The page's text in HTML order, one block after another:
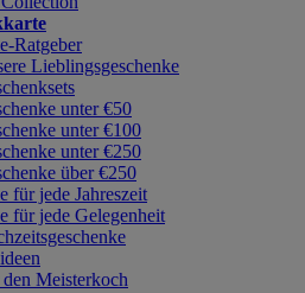
Ratgeber
Lieblingsgeschenke
unter €50
unter €100
unter €250
über €250
für jede Jahreszeit
für jede Gelegenheit
Meisterkoch